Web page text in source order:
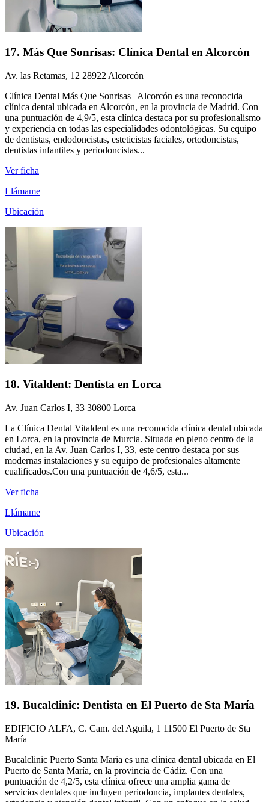
17. Más Que Sonrisas: Clínica Dental en Alcorcón
Av. las Retamas, 12 28922 Alcorcón
Clínica Dental Más Que Sonrisas | Alcorcón es una reconocida
clínica dental ubicada en Alcorcón, en la provincia de Madrid. Con
una puntuación de 4,9/5, esta clínica destaca por su profesionalismo
y experiencia en todas las especialidades odontológicas. Su equipo
de dentistas, endodoncistas, esteticistas faciales, ortodoncistas,
dentistas infantiles y periodoncistas...
Ver ficha
Llámame
Ubicación
18. Vitaldent: Dentista en Lorca
Av. Juan Carlos I, 33 30800 Lorca
La Clínica Dental Vitaldent es una reconocida clínica dental ubicada
en Lorca, en la provincia de Murcia. Situada en pleno centro de la
ciudad, en la Av. Juan Carlos I, 33, este centro destaca por sus
modernas instalaciones y su equipo de profesionales altamente
cualificados.Con una puntuación de 4,6/5, esta...
Ver ficha
Llámame
Ubicación
19. Bucalclinic: Dentista en El Puerto de Sta María
EDIFICIO ALFA, C. Cam. del Aguila, 1 11500 El Puerto de Sta
María
Bucalclinic Puerto Santa Maria es una clínica dental ubicada en El
Puerto de Santa María, en la provincia de Cádiz. Con una
puntuación de 4,2/5, esta clínica ofrece una amplia gama de
servicios dentales que incluyen periodoncia, implantes dentales,